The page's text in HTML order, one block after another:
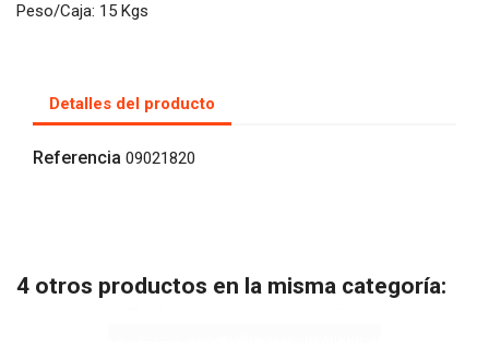
Peso/Caja: 15 Kgs
Detalles del producto
Referencia 09021820
4 otros productos en la misma categoría: